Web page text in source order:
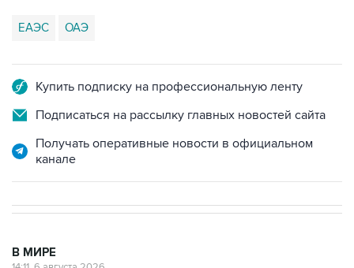
ЕАЭС ОАЭ
Купить подписку на профессиональную ленту
Подписаться на рассылку главных новостей сайта
Получать оперативные новости в официальном
канале
В МИРЕ